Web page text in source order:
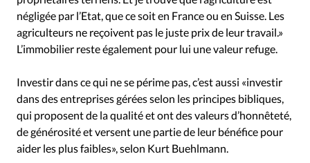
négligée par l’Etat, que ce soit en France ou en Suisse. Les
agriculteurs ne reçoivent pas le juste prix de leur travail.»
L’immobilier reste également pour lui une valeur refuge.
Investir dans ce qui ne se périme pas, c’est aussi «investir
dans des entreprises gérées selon les principes bibliques,
qui proposent de la qualité et ont des valeurs d’honnêteté,
de générosité et versent une partie de leur bénéfice pour
aider les plus faibles», selon Kurt Buehlmann.